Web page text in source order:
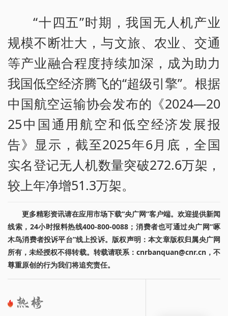
“十四五”时期，我国无人机产业
规模不断壮大，与文旅、农业、交通
等产业融合程度持续加深，成为助力
我国低空经济腾飞的“超级引擎”。根据
中国航空运输协会发布的《2024—20
25中国通用航空和低空经济发展报
告》显示，截至2025年6月底，全国
实名登记无人机数量突破272.6万架，
较上年净增51.3万架。
更多精彩资讯请在应用市场下载“央广网”客户端。欢迎提供新闻
线索，24小时报料热线400-800-0088；消费者也可通过央广网“啄
木鸟消费者投诉平台”线上投诉。版权声明：本文章版权归属央广网
所有，未经授权不得转载。转载请联系：cnrbanquan@cnr.cn，不
尊重原创的行为我们将追究责任。